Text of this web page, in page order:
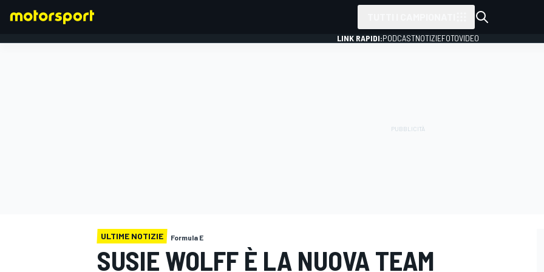
LINK RAPIDI:PODCASTNOTIZIEFOTOVIDEO
ULTIME NOTIZIE Formula E
SUSIE WOLFF È LA NUOVA TEAM